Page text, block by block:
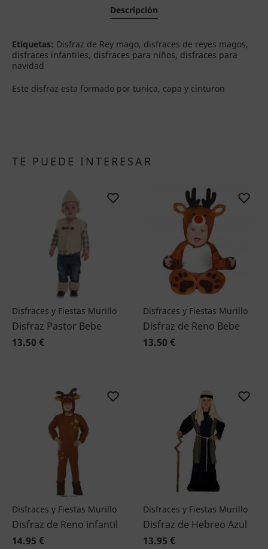
Descripción
Etiquetas: Disfraz de Rey mago, disfraces de reyes magos,
disfraces infantiles, disfraces para niños, disfraces para
navidad
Este disfraz esta formado por tunica, capa y cinturon
TE PUEDE INTERESAR
Disfraces y Fiestas Murillo
Disfraz Pastor Bebe
13.50 €
Disfraces y Fiestas Murillo
Disfraz de Reno Bebe
13.50 €
Disfraces y Fiestas Murillo
Disfraz de Reno infantil
14.95 €
Disfraces y Fiestas Murillo
Disfraz de Hebreo Azul
13.95 €